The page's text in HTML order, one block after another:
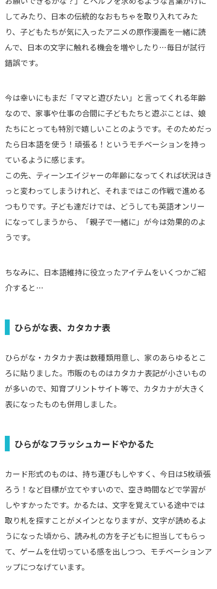
してみたり、日本の伝統的なおもちゃを取り入れてみた
り、子どもたちが気に入ったアニメの原作漫画を一緒に読
んで、日本の文字に触れる機会を増やしたり…毎日が試行
錯誤です。
今は幸いにもまだ「ママと遊びたい」と言ってくれる年齢
なので、家事や仕事の合間に子どもたちと遊ぶことは、娘
たちにとっても特別で嬉しいことのようです。そのためだっ
たら日本語を使う！頑張る！というモチベーションを持っ
ているように感じます。
この先、ティーンエイジャーの年齢になってくれば状況はき
っと変わってしまうけれど、それまではこの作戦で進める
つもりです。子ども達だけでは、どうしても英語オンリー
になってしまうから、「親子で一緒に」が今は効果的のよ
うです。
ちなみに、日本語維持に役立ったアイテムをいくつかご紹
介すると…
ひらがな表、カタカナ表
ひらがな・カタカナ表は数種類用意し、家のあらゆるとこ
ろに貼りました。市販のものはカタカナ表記が小さいもの
が多いので、知育プリントサイト等で、カタカナが大きく
表になったものも併用しました。
ひらがなフラッシュカードやかるた
カード形式のものは、持ち運びもしやすく、今日は5枚頑張
ろう！など目標が立てやすいので、空き時間などで学習が
しやすかったです。かるたは、文字を覚えている途中では
取り札を探すことがメインとなりますが、文字が読めるよ
うになった頃から、読み札の方を子どもに担当してもらっ
て、ゲームを仕切っている感を出しつつ、モチベーションア
ップにつなげています。